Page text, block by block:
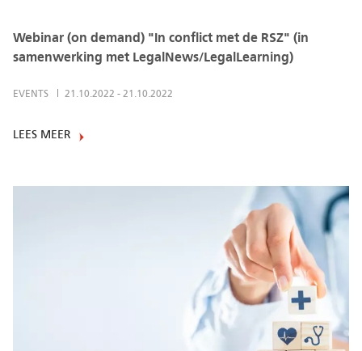
Webinar (on demand) "In conflict met de RSZ" (in
samenwerking met LegalNews/LegalLearning)
EVENTS 21.10.2022 - 21.10.2022
LEES MEER